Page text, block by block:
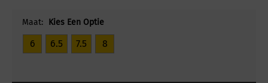
Maat: Kies Een Optie
6 6.5 7.5 8